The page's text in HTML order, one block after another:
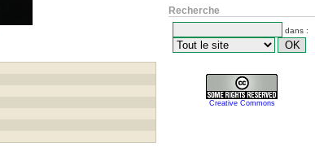
Recherche
dans :
Creative Commons